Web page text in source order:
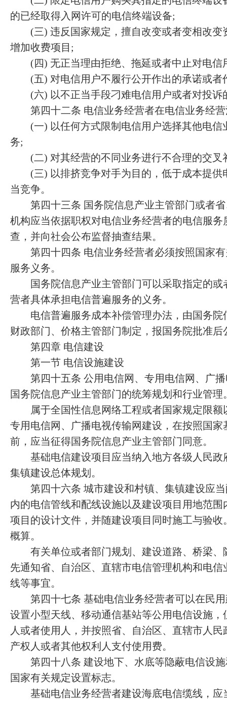
的已经取得入网许可的电信终端设备;
(三) 违反国家规定，擅自改变或者变相改变
增加收费项目;
(四) 无正当理由拒绝、拖延或者中止对电信
(五) 对电信用户不履行公开作出的承诺或者
(六) 以不正当手段刁难电信用户或者对投诉
第四十二条 电信业务经营者在电信业务经营
(一) 以任何方式限制电信用户选择其他电信
务;
(二) 对其经营的不同业务进行不合理的交叉
(三) 以排挤竞争对手为目的，低于成本提供
当竞争。
第四十三条 国务院信息产业主管部门或者省
机构应当依据职权对电信业务经营者的电信服
查，并向社会公布监督抽查结果。
第四十四条 电信业务经营者必须按照国家有
服务义务。
国务院信息产业主管部门可以采取指定的或
营者具体承担电信普遍服务的义务。
电信普遍服务成本补偿管理办法，由国务院
财政部门、价格主管部门制定，报国务院批准后
第四章 电信建设
第一节 电信设施建设
第四十五条 公用电信网、专用电信网、广播
国务院信息产业主管部门的统筹规划和行业管理
属于全国性信息网络工程或者国家规定限额
专用电信网、广播电视传输网建设，在按照国
前，应当征得国务院信息产业主管部门同意。
基础电信建设项目应当纳入地方各级人民政
集镇建设总体规划。
第四十六条 城市建设和村镇、集镇建设应当
内的电信管线和配线设施以及建设项目用地范
项目的设计文件，并随建设项目同时施工与验
概算。
有关单位或者部门规划、建设道路、桥梁、
先通知省、自治区、直辖市电信管理机构和电
线等事宜。
第四十七条 基础电信业务经营者可以在民用
设置小型天线、移动通信基站等公用电信设施
人或者使用人，并按照省、自治区、直辖市人
产权人或者其他权利人支付使用费。
第四十八条 建设地下、水底等隐蔽电信设施
国家有关规定设置标志。
基础电信业务经营者建设海底电信缆线，应